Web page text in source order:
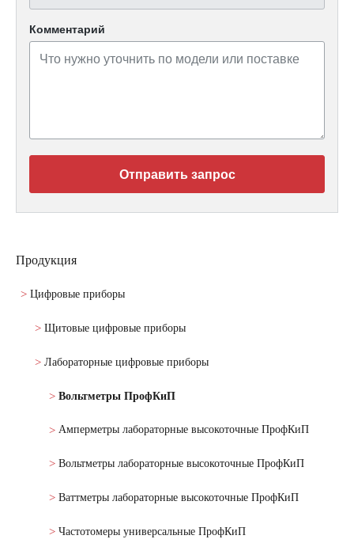
Комментарий
Отправить запрос
Продукция
Цифровые приборы
Щитовые цифровые приборы
Лабораторные цифровые приборы
Вольтметры ПрофКиП
Амперметры лабораторные высокоточные ПрофКиП
Вольтметры лабораторные высокоточные ПрофКиП
Ваттметры лабораторные высокоточные ПрофКиП
Частотомеры универсальные ПрофКиП